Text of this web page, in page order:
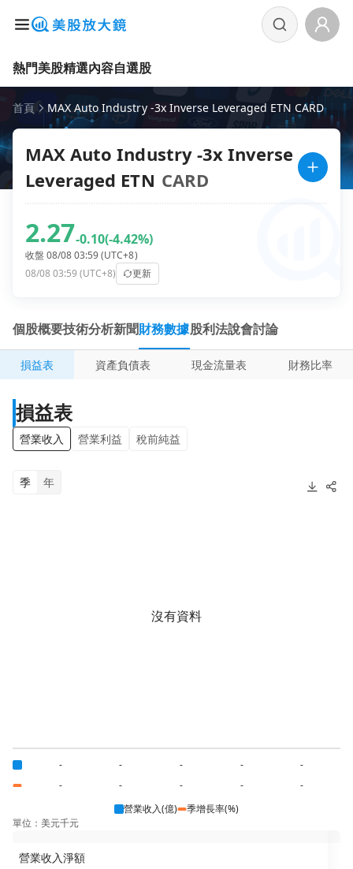
熱門美股精選內容自選股
首頁 MAX Auto Industry -3x Inverse Leveraged ETN CARD
MAX Auto Industry -3x Inverse
Leveraged ETN CARD
2.27-0.10(-4.42%)
收盤 08/08 03:59 (UTC+8)
08/08 03:59 (UTC+8)
更新
個股概要技術分析新聞財務數據股利法說會討論
損益表 資產負債表 現金流量表 財務比率
損益表
營業收入 營業利益 稅前純益
季 年
沒有資料
- - - -
-
-
- - -
-
營業收入(億)
季增長率(%)
單位：美元千元
營業收入淨額